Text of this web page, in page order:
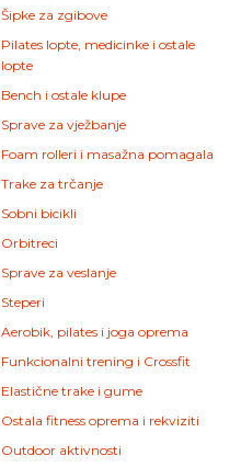
Šipke za zgibove
Pilates lopte, medicinke i ostale
lopte
Bench i ostale klupe
Sprave za vježbanje
Foam rolleri i masažna pomagala
Trake za trčanje
Sobni bicikli
Orbitreci
Sprave za veslanje
Steperi
Aerobik, pilates i joga oprema
Funkcionalni trening i Crossfit
Elastične trake i gume
Ostala fitness oprema i rekviziti
Outdoor aktivnosti